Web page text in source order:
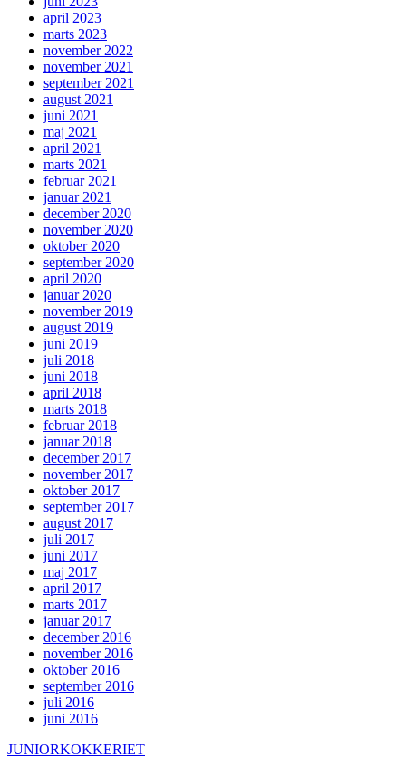
april 2023
marts 2023
november 2022
november 2021
september 2021
august 2021
juni 2021
maj 2021
april 2021
marts 2021
februar 2021
januar 2021
december 2020
november 2020
oktober 2020
september 2020
april 2020
januar 2020
november 2019
august 2019
juni 2019
juli 2018
juni 2018
april 2018
marts 2018
februar 2018
januar 2018
december 2017
november 2017
oktober 2017
september 2017
august 2017
juli 2017
juni 2017
maj 2017
april 2017
marts 2017
januar 2017
december 2016
november 2016
oktober 2016
september 2016
juli 2016
juni 2016
JUNIORKOKKERIET